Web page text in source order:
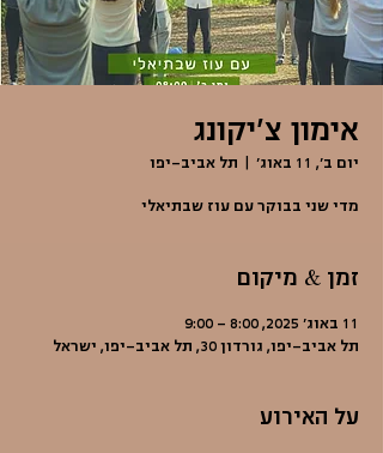
אימון צ'יקונג
יום ב׳, 11 באוג׳ תל אביב-יפו
מדי שני בבוקר עם עוז שבתיאלי
זמן & מיקום
11 באוג׳ 2025, 8:00 – 9:00
תל אביב-יפו, גורדון 30, תל אביב-יפו, ישראל
על האירוע